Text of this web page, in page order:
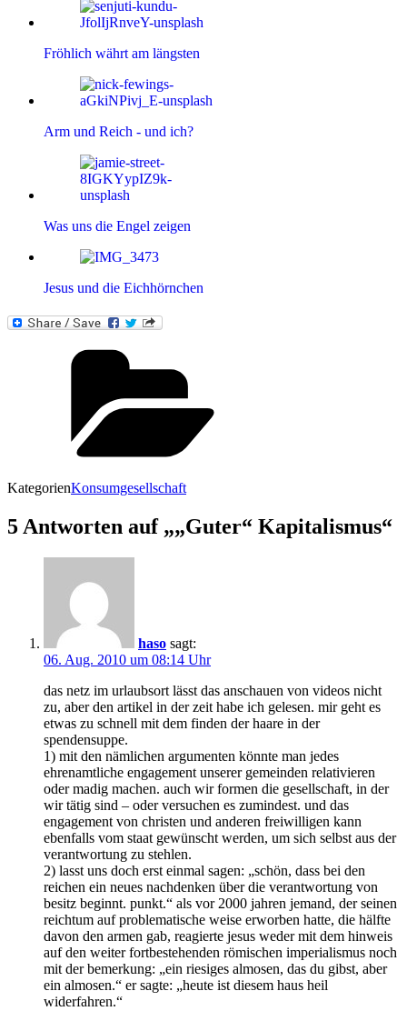
Fröhlich währt am längsten
Arm und Reich - und ich?
Was uns die Engel zeigen
Jesus und die Eichhörnchen
KategorienKonsumgesellschaft
5 Antworten auf „„Guter“ Kapitalismus“
haso sagt:
06. Aug. 2010 um 08:14 Uhr
das netz im urlaubsort lässt das anschauen von videos nicht
zu, aber den artikel in der zeit habe ich gelesen. mir geht es
etwas zu schnell mit dem finden der haare in der
spendensuppe.
1) mit den nämlichen argumenten könnte man jedes
ehrenamtliche engagement unserer gemeinden relativieren
oder madig machen. auch wir formen die gesellschaft, in der
wir tätig sind – oder versuchen es zumindest. und das
engagement von christen und anderen freiwilligen kann
ebenfalls vom staat gewünscht werden, um sich selbst aus der
verantwortung zu stehlen.
2) lasst uns doch erst einmal sagen: „schön, dass bei den
reichen ein neues nachdenken über die verantwortung von
besitz beginnt. punkt.“ als vor 2000 jahren jemand, der seinen
reichtum auf problematische weise erworben hatte, die hälfte
davon den armen gab, reagierte jesus weder mit dem hinweis
auf den weiter fortbestehenden römischen imperialismus noch
mit der bemerkung: „ein riesiges almosen, das du gibst, aber
ein almosen.“ er sagte: „heute ist diesem haus heil
widerfahren.“